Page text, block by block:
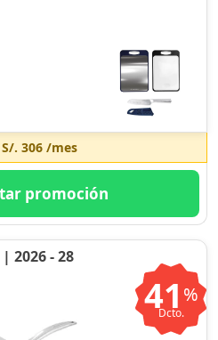
S/. 306/mes
promoción
| 2026 - 28
41 %
Dcto.